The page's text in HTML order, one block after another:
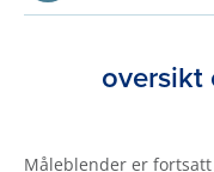
oversikt
Måleblender er